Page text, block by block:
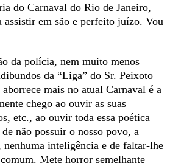
do Carnaval do Rio de Janeiro,
assistir em são e perfeito juízo. Vou
da polícia, nem muito menos
da “Liga” do Sr. Peixoto
mais no atual Carnaval é a
chego ao ouvir as suas
etc., ao ouvir toda essa poética
não possuir o nosso povo, a
nenhuma inteligência e de faltar-lhe
Mete horror semelhante